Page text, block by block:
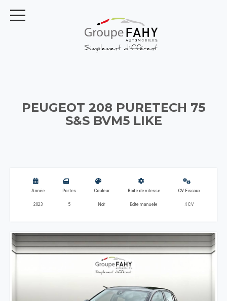
PEUGEOT 208 PURETECH 75
S&S BVM5 LIKE
Année
2023
Portes
5
Couleur
Noir
Boite de vitesse
Boîte manuelle
CV Fiscaux
4 CV